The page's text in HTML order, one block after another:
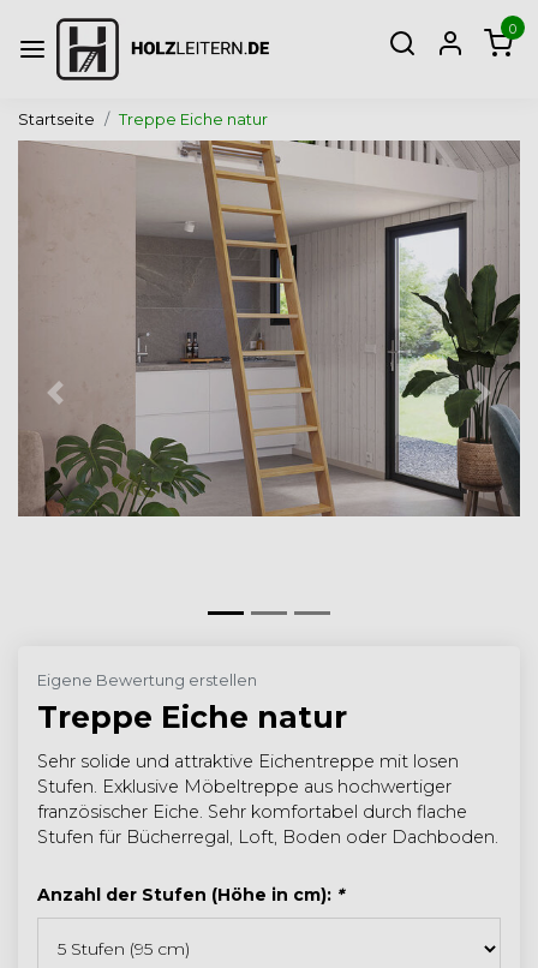
0
Startseite Treppe Eiche natur
Zurück
Eigene Bewertung erstellen
Treppe Eiche natur
Sehr solide und attraktive Eichentreppe mit losen
Stufen. Exklusive Möbeltreppe aus hochwertiger
französischer Eiche. Sehr komfortabel durch flache
Stufen für Bücherregal, Loft, Boden oder Dachboden.
Anzahl der Stufen (Höhe in cm): *